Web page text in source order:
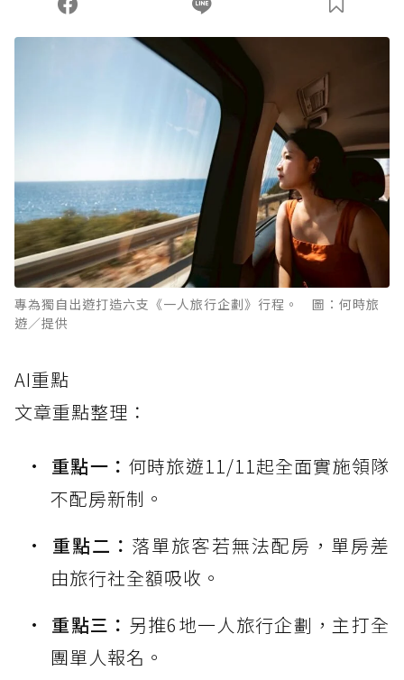
專為獨自出遊打造六支《一人旅行企劃》行程。 圖：何時旅
遊／提供
AI重點
文章重點整理：
重點一： 何時旅遊11/11起全面實施領隊
不配房新制。
重點二： 落單旅客若無法配房，單房差
由旅行社全額吸收。
重點三： 另推6地一人旅行企劃，主打全
團單人報名。